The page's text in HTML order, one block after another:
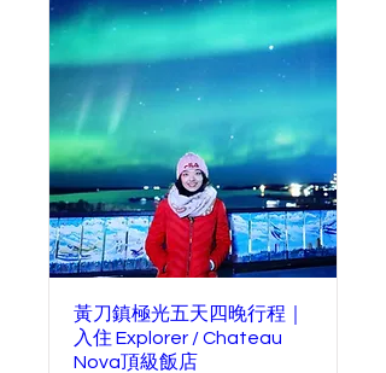
黃刀鎮極光五天四晚行程｜
入住 Explorer / Chateau
Nova頂級飯店